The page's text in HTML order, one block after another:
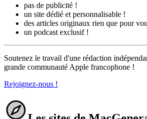
pas de publicité !
un site dédié et personnalisable !
des articles originaux rien que pour
un podcast exclusif !
Soutenez le travail d'une rédaction
grande communauté Apple francophone !
Rejoignez-nous !